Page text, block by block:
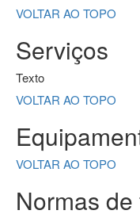
VOLTAR AO TOPO
Serviços
Texto
VOLTAR AO TOPO
VOLTAR AO TOPO
Normas